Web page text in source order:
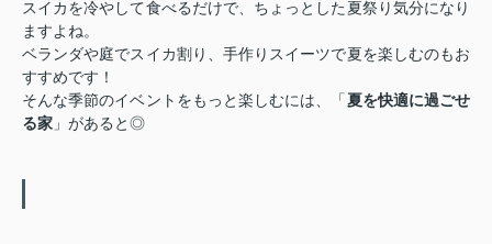
スイカを冷やして食べるだけで、ちょっとした夏祭り気分になり
ますよね。
ベランダや庭でスイカ割り、手作りスイーツで夏を楽しむのもお
すすめです！
そんな季節のイベントをもっと楽しむには、「夏を快適に過ごせ
る家 」があると◎